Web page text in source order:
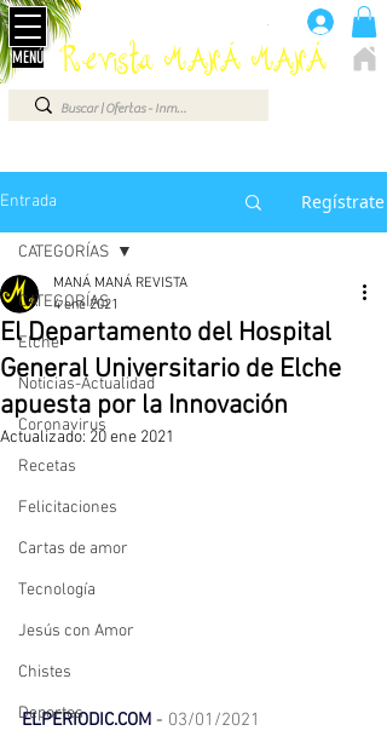
Revista MANÁ MANÁ
Anúnciate aquí 660 07 87 87
.
MENÚ
Entrada Regístrate
CATEGORÍAS
Elche
Noticias-Actualidad
Coronavirus
Recetas
Felicitaciones
Cartas de amor
Tecnología
Jesús con Amor
Chistes
Deportes
CATEGORÍAS
El Departamento del Hospital
General Universitario de Elche
apuesta por la Innovación
MANÁ MANÁ REVISTA
4 ene 2021
Actualizado: 20 ene 2021
ELPERIODIC.COM - 03/01/2021